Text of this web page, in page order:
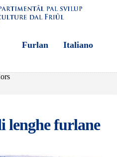
Furlan Italiano
lenghe furlane